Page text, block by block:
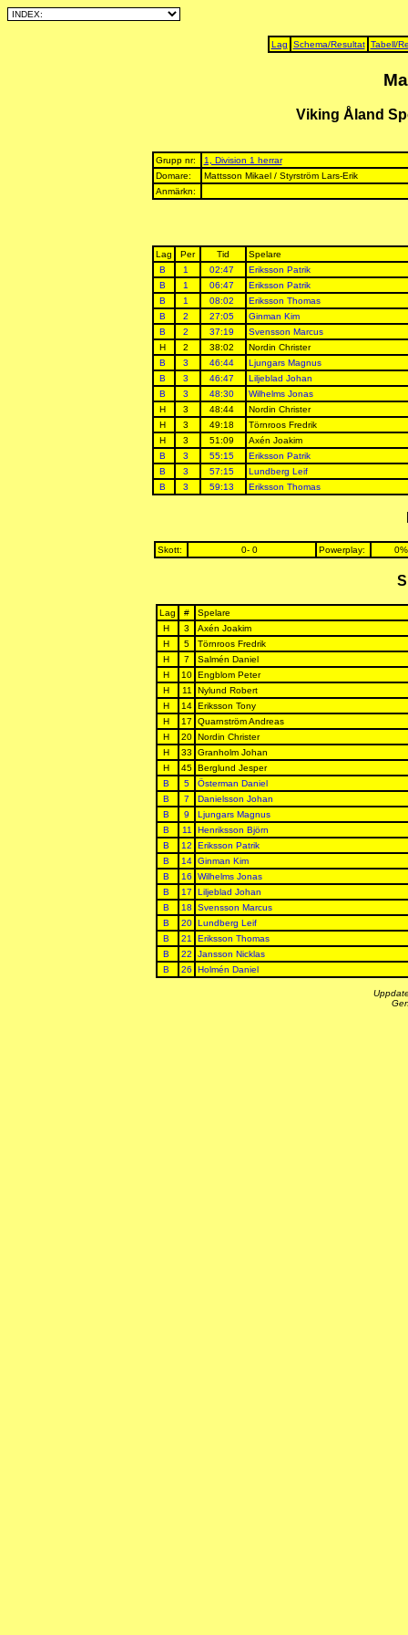
Lag Schema/Resultat Tabell/
Viking Åland
Grupp nr:
1, Division 1 herrar
Domare:
Mattsson Mikael / Styrström Lars-Erik
Anmärkn:
Lag Per Tid
Spelare
B
1 02:47
Eriksson Patrik
B
1 06:47
Eriksson Patrik
B
1 08:02
Eriksson Thomas
B
2 27:05
Ginman Kim
B
2 37:19
Svensson Marcus
H
2 38:02
Nordin Christer
B
3 46:44
Ljungars Magnus
B
3 46:47
Liljeblad Johan
B
3 48:30
Wilhelms Jonas
H
3 48:44
Nordin Christer
H
3 49:18
Törnroos Fredrik
H
3 51:09
Axén Joakim
B
3 55:15
Eriksson Patrik
B
3 57:15
Lundberg Leif
B
3 59:13 Eriksson Thomas
Skott: 0- 0 Powerplay:
Lag #
Spelare
H
3
Axén Joakim
H
5
Törnroos Fredrik
H
7
Salmén Daniel
H
10
Engblom Peter
H
11
Nylund Robert
H
14
Eriksson Tony
H
17
Quarnström Andreas
H
20
Nordin Christer
H
33
Granholm Johan
H
45
Berglund Jesper
B
5
Österman Daniel
B
7
Danielsson Johan
B
9
Ljungars Magnus
B
11
Henriksson Björn
B
12
Eriksson Patrik
B
14 Ginman Kim
B
16
Wilhelms Jonas
B
17
Liljeblad Johan
B
18
Svensson Marcus
B
20
Lundberg Leif
B
21
Eriksson Thomas
B
22
Jansson Nicklas
B
26 Holmén Daniel